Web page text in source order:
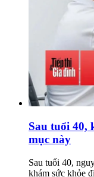
Sau tuổi 40,
mục này
Sau tuổi 40,
khám sức khỏe